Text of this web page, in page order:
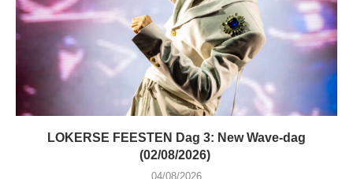
LOKERSE FEESTEN Dag 3: New Wave-dag
(02/08/2026)
04/08/2026